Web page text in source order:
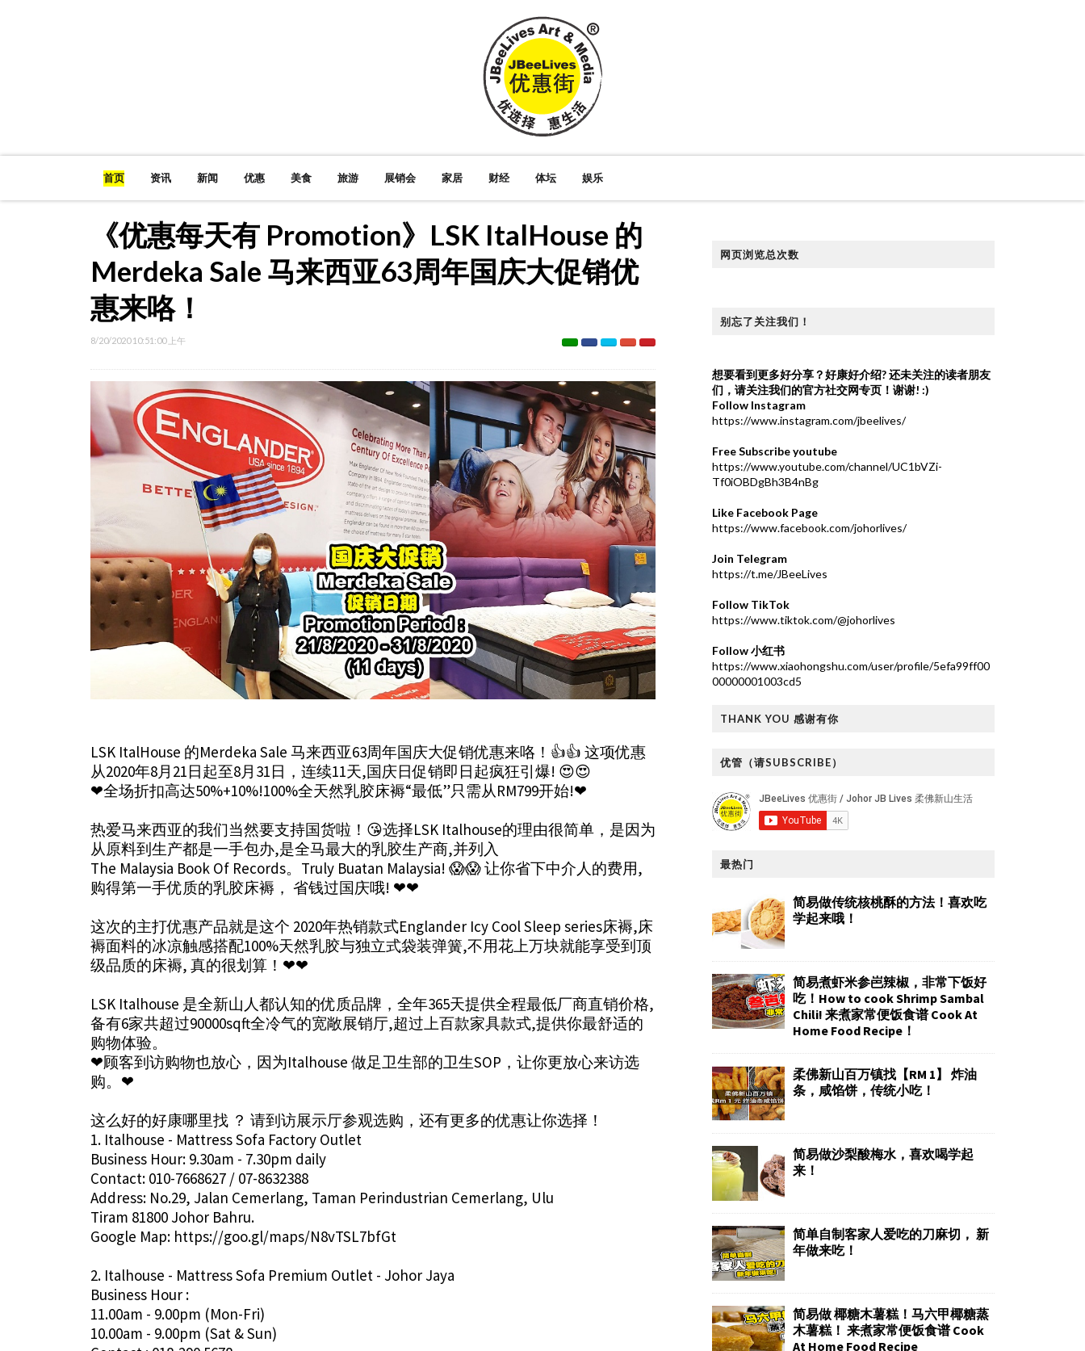
首页 资讯 新闻 优惠 美食 旅游 展销会 家居 财经 体坛 娱乐
《优惠每天有 Promotion》LSK ItalHouse 的
Merdeka Sale 马来西亚63周年国庆大促销优
惠来咯！
8/20/2020 10:51:00 上午
LSK ItalHouse 的Merdeka Sale 马来西亚63周年国庆大促销优惠来咯！👍👍 这项优惠
从2020年8月21日起至8月31日，连续11天,国庆日促销即日起疯狂引爆! 😍😍
❤全场折扣高达50%+10%!100%全天然乳胶床褥“最低”只需从RM799开始!❤
热爱马来西亚的我们当然要支持国货啦！😘选择LSK Italhouse的理由很简单，是因为
从原料到生产都是一手包办,是全⻢最大的乳胶生产商,并列入
The Malaysia Book Of Records。Truly Buatan Malaysia! 😱😱 让你省下中介人的费用,
购得第一手优质的乳胶床褥， 省钱过国庆哦! ❤❤
这次的主打优惠产品就是这个 2020年热销款式Englander Icy Cool Sleep series床褥,床
褥面料的冰凉触感搭配100%天然乳胶与独立式袋装弹簧,不用花上万块就能享受到顶
级品质的床褥, 真的很划算！❤❤
LSK Italhouse 是全新山人都认知的优质品牌，全年365天提供全程最低厂商直销价格,
备有6家共超过90000sqft全冷气的宽敞展销厅,超过上百款家具款式,提供你最舒适的
购物体验。
❤顾客到访购物也放心，因为Italhouse 做足卫生部的卫生SOP，让你更放心来访选
购。❤
这么好的好康哪里找 ？ 请到访展示厅参观选购，还有更多的优惠让你选择！
1. Italhouse - Mattress Sofa Factory Outlet
Business Hour: 9.30am - 7.30pm daily
Contact: 010-7668627 / 07-8632388
Address: No.29, Jalan Cemerlang, Taman Perindustrian Cemerlang, Ulu
Tiram 81800 Johor Bahru.
Google Map: https://goo.gl/maps/N8vTSL7bfGt
2. Italhouse - Mattress Sofa Premium Outlet - Johor Jaya
Business Hour :
11.00am - 9.00pm (Mon-Fri)
10.00am - 9.00pm (Sat & Sun)
网页浏览总次数
别忘了关注我们！
想要看到更多好分享？好康好介绍?还未关注的读者朋友
们，请关注我们的官方社交网专页！谢谢! :)
Follow Instagram
https://www.instagram.com/jbeelives/
Free Subscribe youtube
https://www.youtube.com/channel/UC1bVZi-
Tf0iOBDgBh3B4nBg
Like Facebook Page
https://www.facebook.com/johorlives/
Join Telegram
https://t.me/JBeeLives
Follow TikTok
https://www.tiktok.com/@johorlives
Follow 小红书
https://www.xiaohongshu.com/user/profile/5efa99ff00
00000001003cd5
THANK YOU 感谢有你
优管（请SUBSCRIBE）
最热门
简易做传统核桃酥的方法！喜欢吃
学起来哦！
简易煮虾米参岜辣椒，非常下饭好
吃！How to cook Shrimp Sambal
Chili! 来煮家常便饭食谱 Cook At
Home Food Recipe！
柔佛新山百万镇找【RM 1】 炸油
条，咸馅饼，传统小吃！
简易做沙梨酸梅水，喜欢喝学起
来！
简单自制客家人爱吃的刀麻切， 新
年做来吃！
简易做 椰糖木薯糕！马六甲椰糖蒸
木薯糕！ 来煮家常便饭食谱 Cook
At Home Food Recipe